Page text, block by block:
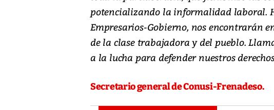
potencializando la informalidad laboral.
Empresarios-Gobierno, nos encontrarán
de la clase trabajadora y del pueblo.
a la lucha para defender nuestros
Secretario general de Conusi-Frenadeso.